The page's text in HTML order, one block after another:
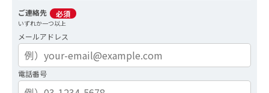
ご連絡先 必須
いずれか一つ以上
メールアドレス
電話番号